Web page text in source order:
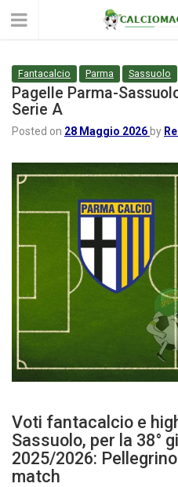
Fantacalcio Parma Sassuolo
Pagelle Parma-
Serie A
Posted on 28 Maggio 2026 by
Voti fantacalcio e
Sassuolo, per la 38°
2025/2026:
match